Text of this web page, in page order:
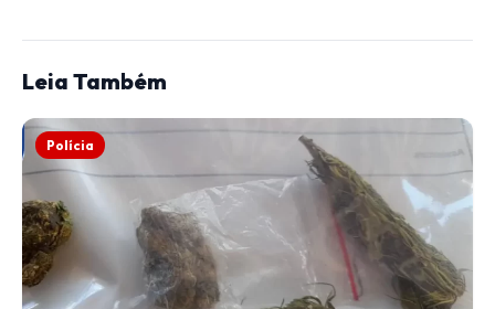
Leia Também
Polícia